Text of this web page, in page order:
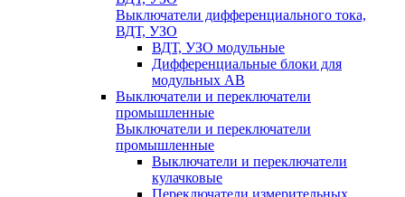
Выключатели дифференциального тока,
ВДТ, УЗО
ВДТ, УЗО модульные
Дифференциальные блоки для
модульных АВ
Выключатели и переключатели
промышленные
Выключатели и переключатели
промышленные
Выключатели и переключатели
кулачковые
Переключатели измерительных